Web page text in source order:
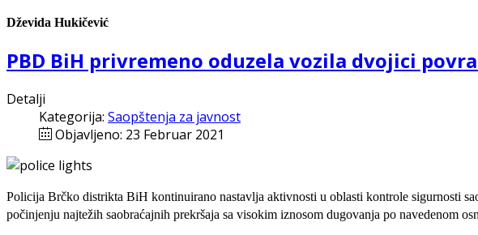
Dževida Hukičević
PBD BiH privremeno oduzela vozila dvojici
Detalji
Kategorija: Saopštenja za javnost
Objavljeno: 23 Februar 2021
Policija Brčko distrikta BiH kontinuirano nastavlja aktivnosti u oblasti kontrole sigurnosti
počinjenju najtežih saobraćajnih prekršaja sa visokim iznosom dugovanja po navedenom